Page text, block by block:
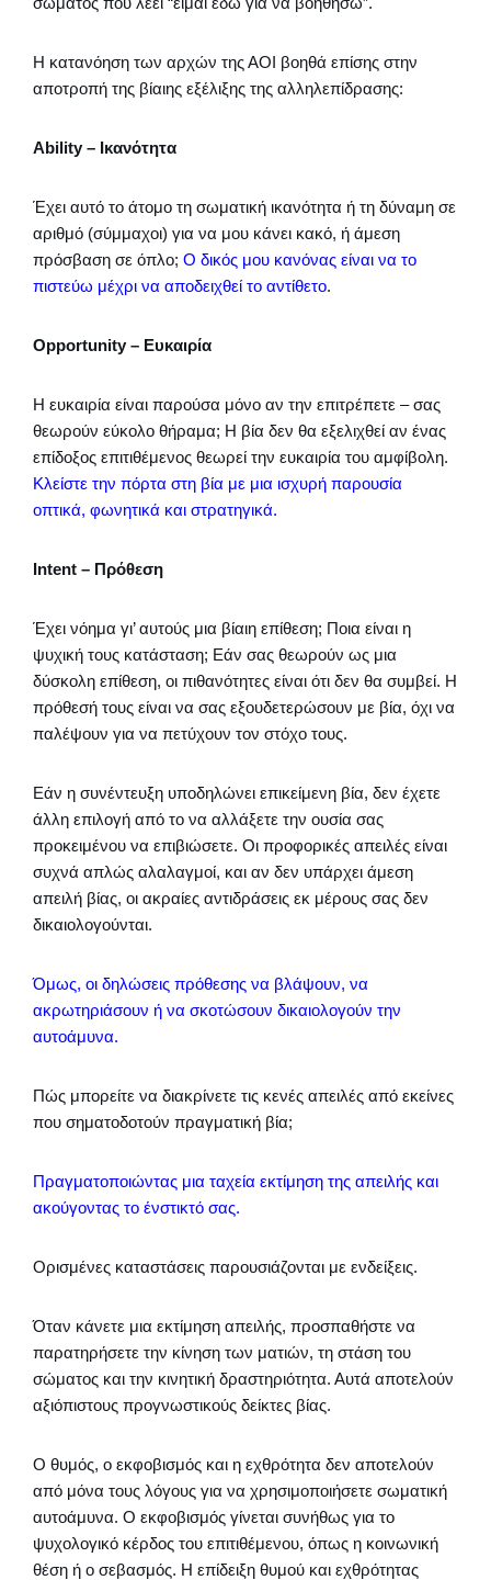
Η κατανόηση των αρχών της ΑΟΙ βοηθά επίσης στην
αποτροπή της βίαιης εξέλιξης της αλληλεπίδρασης:
Ability – Ικανότητα
Έχει αυτό το άτομο τη σωματική ικανότητα ή τη δύναμη σε
αριθμό (σύμμαχοι) για να μου κάνει κακό, ή άμεση
πρόσβαση σε όπλο; Ο δικός μου κανόνας είναι να το
πιστεύω μέχρι να αποδειχθεί το αντίθετο.
Opportunity – Ευκαιρία
Η ευκαιρία είναι παρούσα μόνο αν την επιτρέπετε – σας
θεωρούν εύκολο θήραμα; Η βία δεν θα εξελιχθεί αν ένας
επίδοξος επιτιθέμενος θεωρεί την ευκαιρία του αμφίβολη.
Κλείστε την πόρτα στη βία με μια ισχυρή παρουσία
οπτικά, φωνητικά και στρατηγικά.
Intent – Πρόθεση
Έχει νόημα γι’ αυτούς μια βίαιη επίθεση; Ποια είναι η
ψυχική τους κατάσταση; Εάν σας θεωρούν ως μια
δύσκολη επίθεση, οι πιθανότητες είναι ότι δεν θα συμβεί. Η
πρόθεσή τους είναι να σας εξουδετερώσουν με βία, όχι να
παλέψουν για να πετύχουν τον στόχο τους.
Εάν η συνέντευξη υποδηλώνει επικείμενη βία, δεν έχετε
άλλη επιλογή από το να αλλάξετε την ουσία σας
προκειμένου να επιβιώσετε. Οι προφορικές απειλές είναι
συχνά απλώς αλαλαγμοί, και αν δεν υπάρχει άμεση
απειλή βίας, οι ακραίες αντιδράσεις εκ μέρους σας δεν
δικαιολογούνται.
Όμως, οι δηλώσεις πρόθεσης να βλάψουν, να
ακρωτηριάσουν ή να σκοτώσουν δικαιολογούν την
αυτοάμυνα.
Πώς μπορείτε να διακρίνετε τις κενές απειλές από εκείνες
που σηματοδοτούν πραγματική βία;
Πραγματοποιώντας μια ταχεία εκτίμηση της απειλής και
ακούγοντας το ένστικτό σας.
Ορισμένες καταστάσεις παρουσιάζονται με ενδείξεις.
Όταν κάνετε μια εκτίμηση απειλής, προσπαθήστε να
παρατηρήσετε την κίνηση των ματιών, τη στάση του
σώματος και την κινητική δραστηριότητα. Αυτά αποτελούν
αξιόπιστους προγνωστικούς δείκτες βίας.
Ο θυμός, ο εκφοβισμός και η εχθρότητα δεν αποτελούν
από μόνα τους λόγους για να χρησιμοποιήσετε σωματική
αυτοάμυνα. Ο εκφοβισμός γίνεται συνήθως για το
ψυχολογικό κέρδος του επιτιθέμενου, όπως η κοινωνική
θέση ή ο σεβασμός. Η επίδειξη θυμού και εχθρότητας